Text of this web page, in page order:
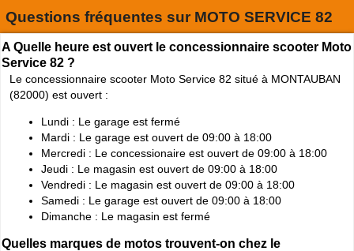
Questions fréquentes sur MOTO SERVICE 82
A Quelle heure est ouvert le concessionnaire scooter Moto
Service 82 ?
Le concessionnaire scooter Moto Service 82 situé à MONTAUBAN
(82000) est ouvert :
Lundi : Le garage est fermé
Mardi : Le garage est ouvert de 09:00 à 18:00
Mercredi : Le concessionaire est ouvert de 09:00 à 18:00
Jeudi : Le magasin est ouvert de 09:00 à 18:00
Vendredi : Le magasin est ouvert de 09:00 à 18:00
Samedi : Le garage est ouvert de 09:00 à 18:00
Dimanche : Le magasin est fermé
Quelles marques de motos trouvent-on chez le